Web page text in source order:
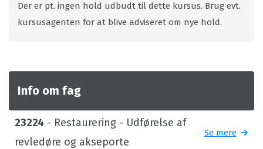
Der er pt. ingen hold udbudt til dette kursus. Brug evt.
kursusagenten for at blive adviseret om nye hold.
Info om fag
23224 - Restaurering - Udførelse af
revledøre og akseporte
Se mere